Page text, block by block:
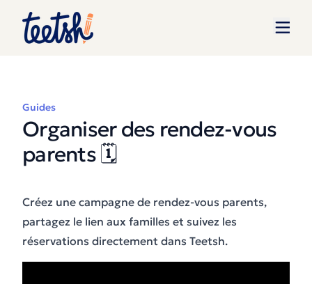
Guides
Organiser des rendez-vous
parents 🗓️
Créez une campagne de rendez-vous parents,
partagez le lien aux familles et suivez les
réservations directement dans Teetsh.